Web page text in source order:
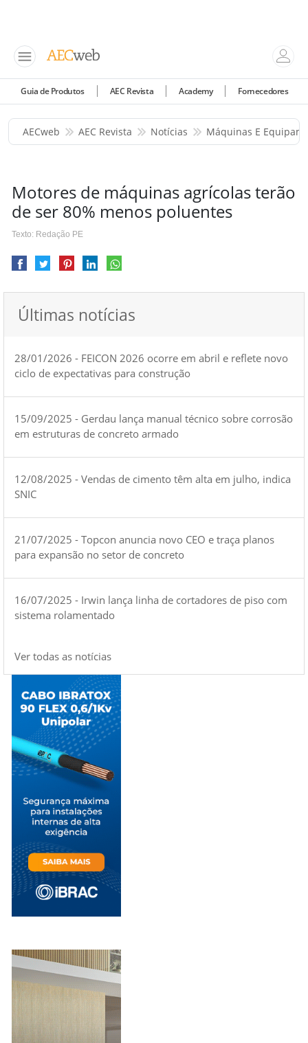
Guia de Produtos AEC Revista Academy Fornecedores
AECweb AEC Revista Notícias Máquinas E
Motores de máquinas agrícolas terão
de ser 80% menos poluentes
Texto: Redação PE
Últimas notícias
28/01/2026 - FEICON 2026 ocorre em abril e reflete novo
ciclo de expectativas para construção
15/09/2025 - Gerdau lança manual técnico sobre corrosão
em estruturas de concreto armado
12/08/2025 - Vendas de cimento têm alta em julho, indica
SNIC
21/07/2025 - Topcon anuncia novo CEO e traça planos
para expansão no setor de concreto
16/07/2025 - Irwin lança linha de cortadores de piso com
sistema rolamentado
Ver todas as notícias